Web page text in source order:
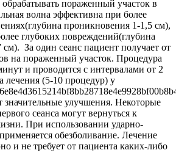
пораженный участок в
волна эффективна при более
проникновения 1-1,5 см),
глубоких повреждений(глубина
За один сеанс пациент получает от
на пораженный участок. Процедура
и проводится с интервалами от 2
лечения (5-10 процедур) у
значительные улучшения. Некоторые
сеанса могут вернуться к
При использовании ударно-
обезболивание. Лечение
и не требует от пациента каких-либо